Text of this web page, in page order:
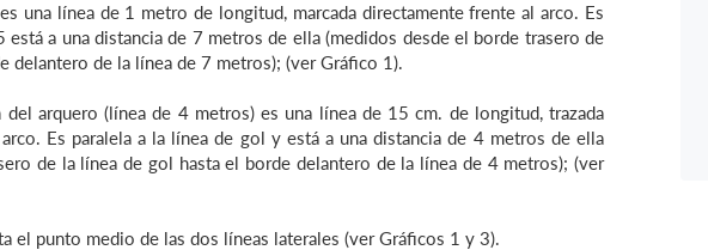
una línea de 1 metro de longitud, marcada directamente frente al arco. Es
está a una distancia de 7 metros de ella (medidos desde el borde trasero de
delantero de la línea de 7 metros); (ver Gráfico 1).
arquero (línea de 4 metros) es una línea de 15 cm. de longitud, trazada
Es paralela a la línea de gol y está a una distancia de 4 metros de ella
de la línea de gol hasta el borde delantero de la línea de 4 metros); (ver
el punto medio de las dos líneas laterales (ver Gráficos 1 y 3).